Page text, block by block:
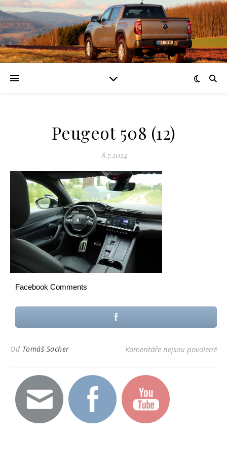
Peugeot 508 (12)
8.7.2024
Facebook Comments
Od Tomáš Sacher Komentáře nejsou povolenéu